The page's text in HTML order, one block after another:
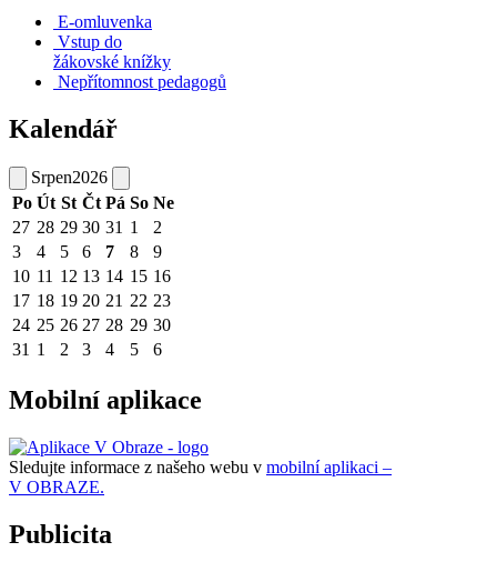
E-omluvenka
Vstup do
žákovské knížky
Nepřítomnost pedagogů
Kalendář
Srpen2026
Po Út St Čt Pá So Ne
27 28 29 30 31 1
2
3
4 5 6 7 8
9
10 11 12 13 14 15 16
17 18 19 20 21 22 23
24 25 26 27 28 29 30
31 1 2 3 4 5 6
Mobilní aplikace
Sledujte informace z našeho webu v mobilní aplikaci –
V OBRAZE.
Publicita